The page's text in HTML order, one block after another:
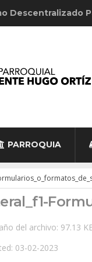
Descentralizado
PARROQUIA
del archivo: 97.13
03-02-2023